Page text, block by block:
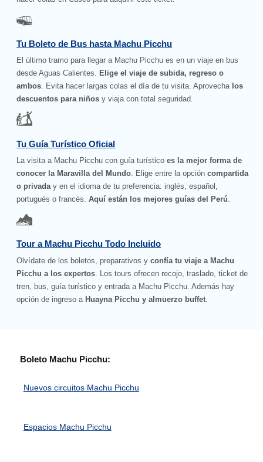
Tu Boleto de Bus hasta Machu Picchu
El último tramo para llegar a Machu Picchu es en un viaje en bus
desde Aguas Calientes. Elige el viaje de subida, regreso o
ambos. Evita hacer largas colas el día de tu visita. Aprovecha los
descuentos para niños y viaja con total seguridad.
Tu Guía Turístico Oficial
La visita a Machu Picchu con guía turístico es la mejor forma de
conocer la Maravilla del Mundo. Elige entre la opcióncompartida
o privaday en el idioma de tu preferencia: inglés, español,
portugués o francés.Aquí están los mejores guías del Perú.
Tour a Machu Picchu Todo Incluido
Olvídate de los boletos, preparativos yconfía tu viaje a Machu
Picchu a los expertos . Los tours ofrecen recojo, traslado, ticket de
tren, bus, guía turístico y entrada a Machu Picchu. Además hay
opción de ingreso a Huayna Picchu y almuerzo buffet
Boleto Machu Picchu:
Nuevos circuitos Machu Picchu
Espacios Machu Picchu